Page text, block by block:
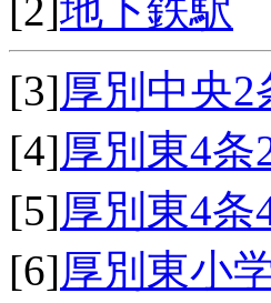
[2]地下鉄駅
[3]厚別中央2
[4]厚別東4条
[5]厚別東4条
[6]厚別東小